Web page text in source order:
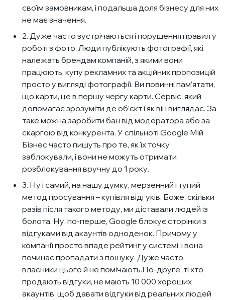
своїм замовникам, і подальша доля бізнесу для них
не має значення.
2. Дуже часто зустрічаються і порушення правил у
роботі з фото. Люди публікують фотографії, які
належать брендам компаній, з якими вони
працюють, купу рекламних та акційних пропозицій
просто у вигляді фотографії. Ви повинні пам’ятати,
що карти, це в першу чергу карти. Сервіс, який
допомагає зрозуміти де об’єкт і як він виглядає. За
таке можна заробити бан від модератора або за
скаргою від конкурента. У спільноті Google Мій
Бізнес часто пишуть про те, як їх точку
заблокували, і вони не можуть отримати
розблокування вручну до 1 року.
3. Ну і самий, на нашу думку, мерзенний і тупий
метод просування – купівля відгуків. Боже, скільки
разів після такого методу, ми діставали людей із
болота. Ну, по-перше, Google блокує сторінки з
відгуками від акаунтів одноденок. Причому у
компанії просто впаде рейтинг у системі, і вона
починає пропадати з пошуку. Дуже часто
власники цього й не помічають.По-друге, ті хто
продають відгуки, не мають 10 000 хороших
акаунтів, щоб давати відгуки від реальних людей